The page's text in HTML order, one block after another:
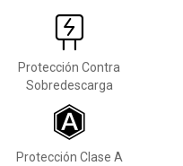
Protección Contra
Sobredescarga
Protección Clase A